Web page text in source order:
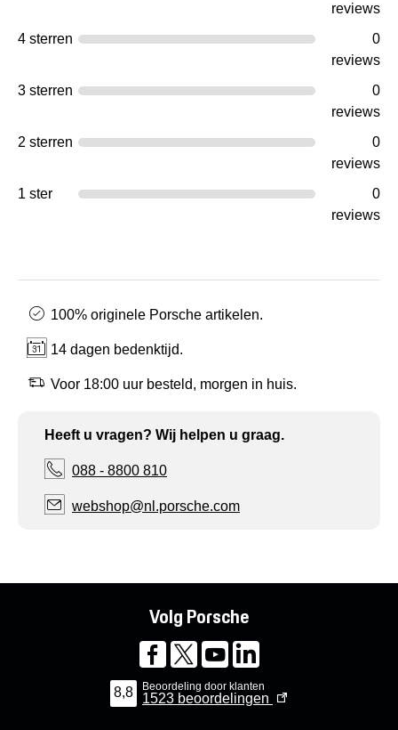
reviews
4 sterren
0
reviews
3 sterren
0
reviews
2 sterren
0
reviews
1 ster
0
reviews
100% originele Porsche artikelen.
14 dagen bedenktijd.
Voor 18:00 uur besteld, morgen in huis.
Heeft u vragen? Wij helpen u graag.
088 - 8800 810
webshop@nl.porsche.com
Volg Porsche
8,8 Beoordeling door klanten
1523 beoordelingen